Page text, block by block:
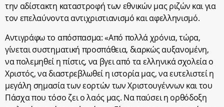
την αδίστακτη καταστροφή των εθνικών μας ριζών και για
τον επελαύνοντα αντιχριστιανισμό και αφελληνισμό.
Αντιγράφω το απόσπασμα: «Από πολλά χρόνια, τώρα,
γίνεται συστηματική προσπάθεια, διαρκώς αυξανομένη,
να πολεμηθεί η πίστις, να βγει από τα ελληνικά σχολεία ο
Χριστός, να διαστρεβλωθεί η ιστορία μας, να ευτελιστεί η
μεγάλη σημασία των εορτών των Χριστουγέννων και του
Πάσχα που τόσο ζει ο λαός μας. Να παύσει η ορθόδοξη